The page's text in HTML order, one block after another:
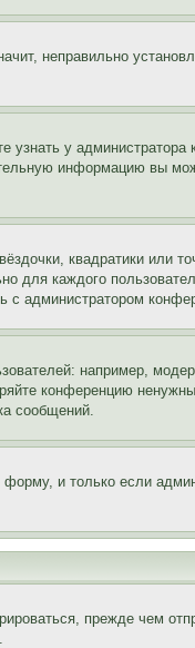
неправильно
у
информацию вы
квадратики или
для каждого
с администратором
например,
конференцию
сообщений.
и только если
прежде чем